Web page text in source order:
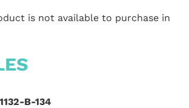
is not available to purchase in
B-134